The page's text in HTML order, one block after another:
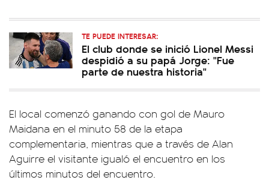
TE PUEDE INTERESAR:
El club donde se inició Lionel Messi
despidió a su papá Jorge: "Fue
parte de nuestra historia"
El local comenzó ganando con gol de Mauro
Maidana en el minuto 58 de la etapa
complementaria, mientras que a través de Alan
Aguirre el visitante igualó el encuentro en los
últimos minutos del encuentro.